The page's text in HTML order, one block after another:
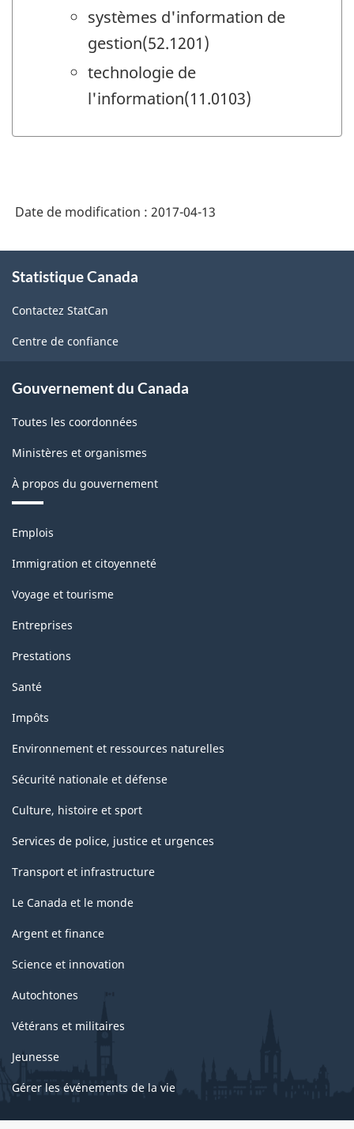
systèmes d'information de
gestion(52.1201)
technologie de
l'information(11.0103)
Date de modification : 2017-04-13
propos
ce
site
Statistique Canada
Contactez StatCan
Centre de confiance
Gouvernement du Canada
Toutes les coordonnées
Ministères et organismes
À propos du gouvernement
Thèmes
sujets
Emplois
Immigration et citoyenneté
Voyage et tourisme
Entreprises
Prestations
Santé
Impôts
Environnement et ressources naturelles
Sécurité nationale et défense
Culture, histoire et sport
Services de police, justice et urgences
Transport et infrastructure
Le Canada et le monde
Argent et finance
Science et innovation
Autochtones
Vétérans et militaires
Jeunesse
Gérer les événements de la vie